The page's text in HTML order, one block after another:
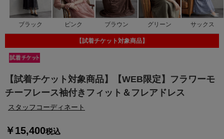
ブラック ピンク ブラウン グリーン サックス
【試着チケット対象商品】【WEB限定】フラワーモ
チーフレース袖付きフィット＆フレアドレス
スタッフコーディネート
【試着チケット対象商品】
￥15,400税込